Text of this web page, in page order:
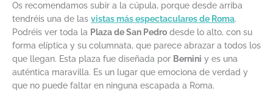
Os recomendamos subir a la cúpula, porque desde arriba
tendréis una de las vistas más espectaculares de Roma.
Podréis ver toda la Plaza de San Pedro desde lo alto, con su
forma elíptica y su columnata, que parece abrazar a todos los
que llegan. Esta plaza fue diseñada por Bernini y es una
auténtica maravilla. Es un lugar que emociona de verdad y
que no puede faltar en ninguna escapada a Roma.